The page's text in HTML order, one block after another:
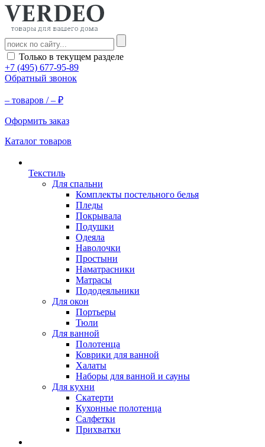
Только в текущем разделе
+7 (495) 677-95-89
Обратный звонок
– товаров /– ₽
Оформить заказ
Каталог товаров
Текстиль
Для спальни
Комплекты постельного белья
Пледы
Покрывала
Подушки
Одеяла
Наволочки
Простыни
Наматрасники
Матрасы
Пододеяльники
Для окон
Портьеры
Тюли
Для ванной
Полотенца
Коврики для ванной
Халаты
Наборы для ванной и сауны
Для кухни
Скатерти
Кухонные полотенца
Салфетки
Прихватки